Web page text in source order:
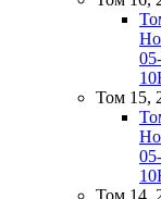
10
Том 15,
10
Том 14,